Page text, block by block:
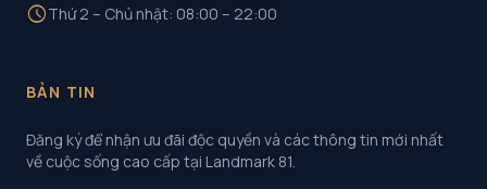
scheduleThứ 2 – Chủ nhật: 08:00 – 22:00
BẢN TIN
Đăng ký để nhận ưu đãi độc quyền và các thông tin mới nhất
về cuộc sống cao cấp tại Landmark 81.